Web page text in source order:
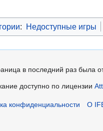
: Недоступные игры
в последний раз была
доступно по лицензии
конфиденциальности О